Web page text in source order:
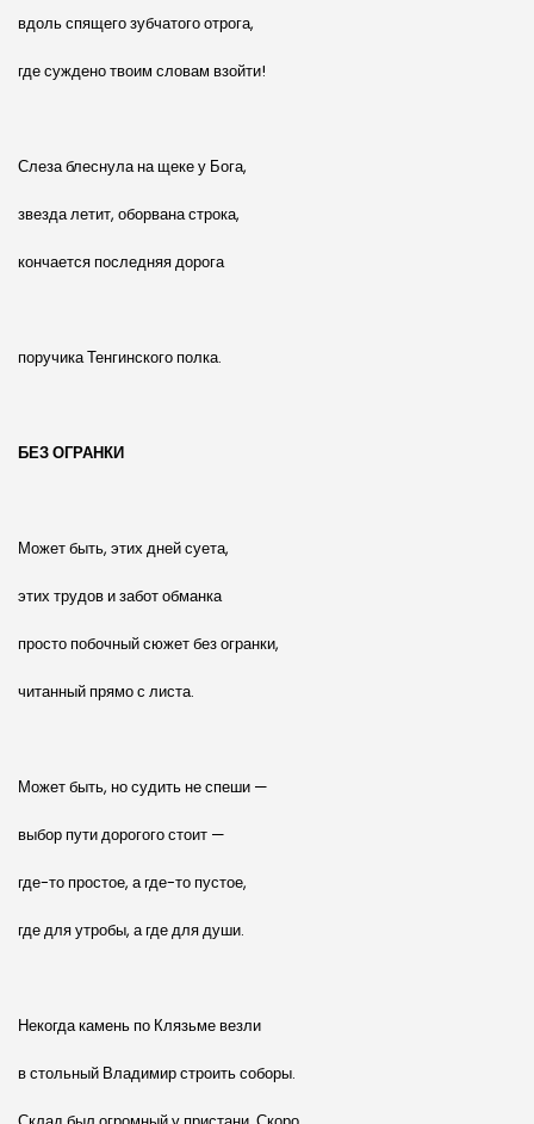
вдоль спящего зубчатого отрога,
где суждено твоим словам взойти!
Слеза блеснула на щеке у Бога,
звезда летит, оборвана строка,
кончается последняя дорога
поручика Тенгинского полка.
БЕЗ ОГРАНКИ
Может быть, этих дней суета,
этих трудов и забот обманка
просто побочный сюжет без огранки,
читанный прямо с листа.
Может быть, но судить не спеши —
выбор пути дорогого стоит —
где-то простое, а где-то пустое,
где для утробы, а где для души.
Некогда камень по Клязьме везли
в стольный Владимир строить соборы.